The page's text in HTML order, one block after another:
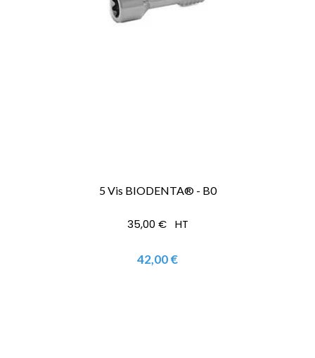
5 Vis BIODENTA® - B0
35,00 € HT
42,00 €